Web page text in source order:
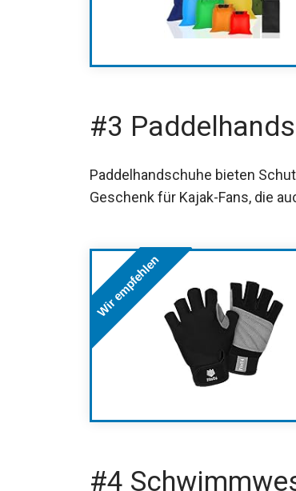
#3
Paddelhandschuhe bieten
Geschenk für Kajak-Fans, die
Wir empfehlen
#4